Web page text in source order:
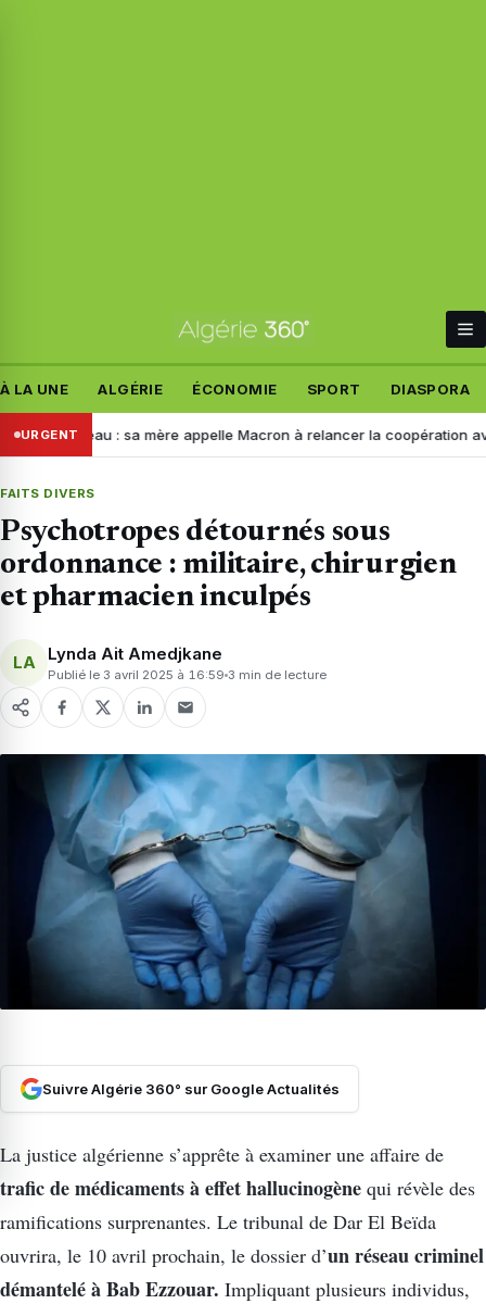
À LA UNE ALGÉRIE ÉCONOMIE SPORT DIASPORA
URGENT: sa mère appelle Macron à relancer la coopération avec
FAITS DIVERS
Psychotropes détournés sous
ordonnance : militaire, chirurgien
et pharmacien inculpés
LA Lynda Ait Amedjkane
Publié le 3 avril 2025 à 16:59 3 min de lecture
Suivre Algérie 360° sur Google Actualités
La justice algérienne s’apprête à examiner une affaire de
trafic de médicaments à effet hallucinogène qui révèle des
ramifications surprenantes. Le tribunal de Dar El Beïda
ouvrira, le 10 avril prochain, le dossier d’un réseau criminel
démantelé à Bab Ezzouar. Impliquant plusieurs individus,